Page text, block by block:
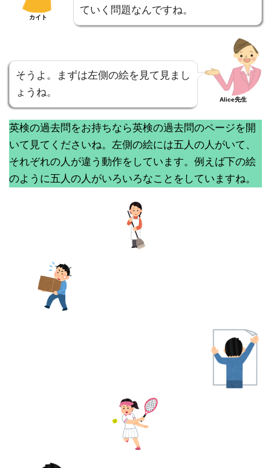
カイト
ていく問題なんですね。
そうよ。まずは左側の絵を見て見まし
ょうね。
Alice先生
英検の過去問をお持ちなら英検の過去問のページを開
いて見てくださいね。左側の絵には五人の人がいて、
それぞれの人が違う動作をしています。例えば下の絵
のように五人の人がいろいろなことをしていますね。